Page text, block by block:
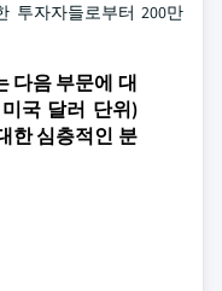
투자자들로부터 200만
다음 부문에 대
국 달러 단위)
한 심층적인 분